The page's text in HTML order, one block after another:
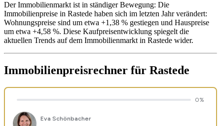
Der Immobilienmarkt ist in ständiger Bewegung: Die
Immobilienpreise in Rastede haben sich im letzten Jahr verändert:
Wohnungspreise sind um etwa +1,38 % gestiegen und Hauspreise
um etwa +4,58 %. Diese Kaufpreisentwicklung spiegelt die
aktuellen Trends auf dem Immobilienmarkt in Rastede wider.
Immobilienpreisrechner für Rastede